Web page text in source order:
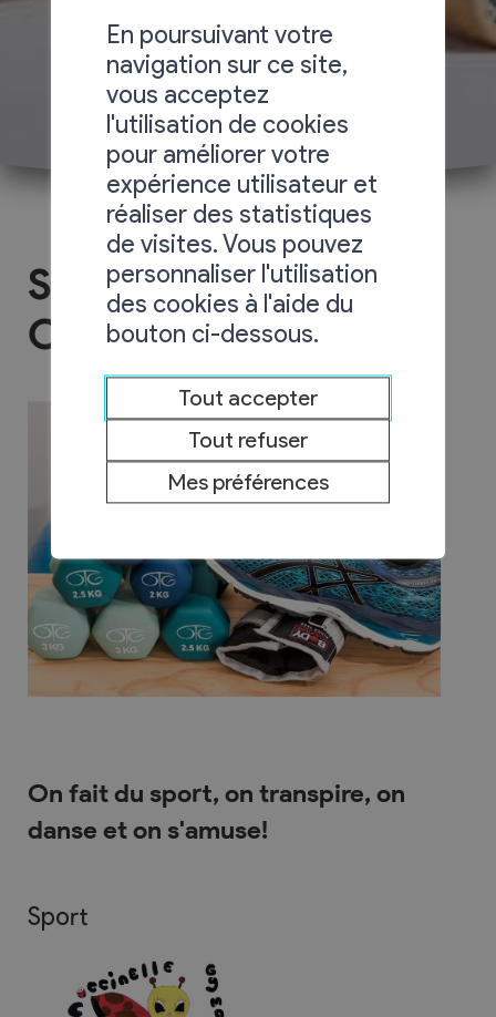
Société de Gym la
Coccinelle
On fait du sport, on transpire, on
danse et on s'amuse!
Sport
En poursuivant votre
navigation sur ce site,
vous acceptez
l'utilisation de cookies
pour améliorer votre
expérience utilisateur et
réaliser des statistiques
de visites. Vous pouvez
personnaliser l'utilisation
des cookies à l'aide du
bouton ci-dessous.
Tout accepter
Tout refuser
Mes préférences